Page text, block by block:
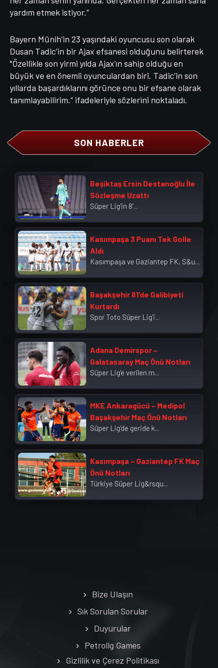
yardım etmek istiyor.”
Bayern Münih’in 23 yaşındaki oyuncusu son olarak
Dusan Tadic’in bir Ajax efsanesi olduğunu belirterek
"Özellikle son yirmi yılda Ajax'ın sahip olduğu en
büyük ve en önemli oyunculardan biri. Tadic’in son
yıllarda başardıklarını görünce onu bir efsane olarak
tanımlayabilirim.” ifadeleriyle sözlerini noktaladı.
SON HABERLER
Beşiktaş Ersin Destanoğlu İle
Sözleşme Uzattı
Süper Lig’in 8’...
Kasımpaşa 3 Puanı Tek Golle
Aldı
Kasımpaşa ve Gaziantep FK, S&u...
Başakşehir 81’de Galibiyeti
Kurtardı
Spor Toto Süper Lig’i...
Adana Demirspor –
Galatasaray Maç Önü Notları
Süper Lig’e verilen m...
MKE Ankaragücü – Medipol
Başakşehir Maç Önü Notları
Süper Lig’de geride k...
Kasımpaşa – Gaziantep FK Maç
Önü Notları
Türkiye Süper Lig&rsqu...
Bize Ulaşın
Sık Sorulan Sorular
Duyurular
Petrolig Games
Gizlilik ve Çerez Politikası